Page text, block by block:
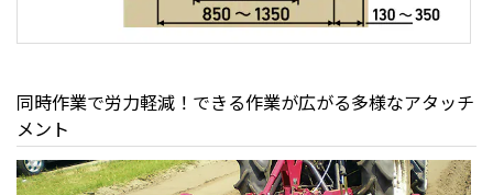
同時作業で労力軽減！できる作業が広がる多様なアタッチ
メント